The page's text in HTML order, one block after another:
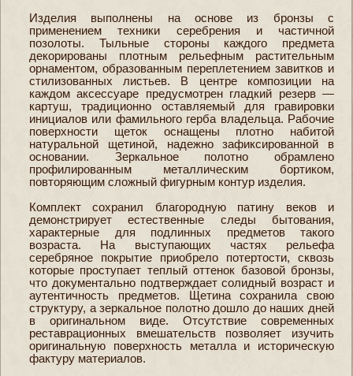
Изделия выполнены на основе из бронзы с
применением техники серебрения и частичной
позолоты. Тыльные стороны каждого предмета
декорированы плотным рельефным растительным
орнаментом, образованным переплетением завитков и
стилизованных листьев. В центре композиции на
каждом аксессуаре предусмотрен гладкий резерв —
картуш, традиционно оставляемый для гравировки
инициалов или фамильного герба владельца. Рабочие
поверхности щеток оснащены плотно набитой
натуральной щетиной, надежно зафиксированной в
основании. Зеркальное полотно обрамлено
профилированным металлическим бортиком,
повторяющим сложный фигурным контур изделия.
Комплект сохранил благородную патину веков и
демонстрирует естественные следы бытования,
характерные для подлинных предметов такого
возраста. На выступающих частях рельефа
серебряное покрытие приобрело потертости, сквозь
которые проступает теплый оттенок базовой бронзы,
что документально подтверждает солидный возраст и
аутентичность предметов. Щетина сохранила свою
структуру, а зеркальное полотно дошло до наших дней
в оригинальном виде. Отсутствие современных
реставрационных вмешательств позволяет изучить
оригинальную поверхность металла и историческую
фактуру материалов.